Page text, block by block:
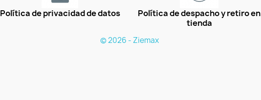
Política de privacidad de datos
Política de despacho y retiro en
tienda
© 2026 - Ziemax